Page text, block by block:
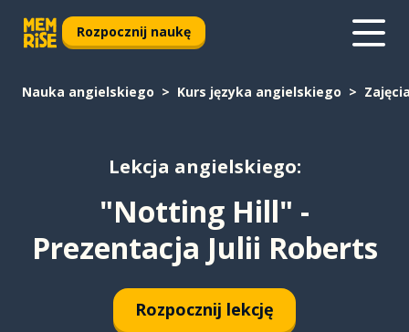
Rozpocznij naukę
Nauka angielskiego Kurs języka angielskiego
Lekcja angielskiego:
"Notting Hill" -
Prezentacja Julii Roberts
Rozpocznij lekcję